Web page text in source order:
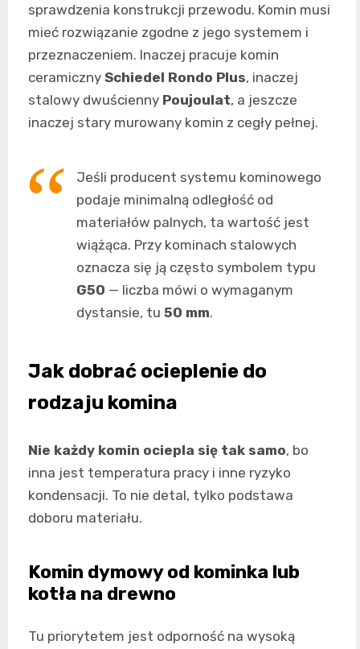
sprawdzenia konstrukcji przewodu. Komin musi
mieć rozwiązanie zgodne z jego systemem i
przeznaczeniem. Inaczej pracuje komin
ceramiczny Schiedel Rondo Plus, inaczej
stalowy dwuścienny Poujoulat, a jeszcze
inaczej stary murowany komin z cegły pełnej.
Jeśli producent systemu kominowego
podaje minimalną odległość od
materiałów palnych, ta wartość jest
wiążąca. Przy kominach stalowych
oznacza się ją często symbolem typu
G50 — liczba mówi o wymaganym
dystansie, tu 50 mm.
Jak dobrać ocieplenie do
rodzaju komina
Nie każdy komin ociepla się tak samo, bo
inna jest temperatura pracy i inne ryzyko
kondensacji. To nie detal, tylko podstawa
doboru materiału.
Komin dymowy od kominka lub
kotła na drewno
Tu priorytetem jest odporność na wysoką